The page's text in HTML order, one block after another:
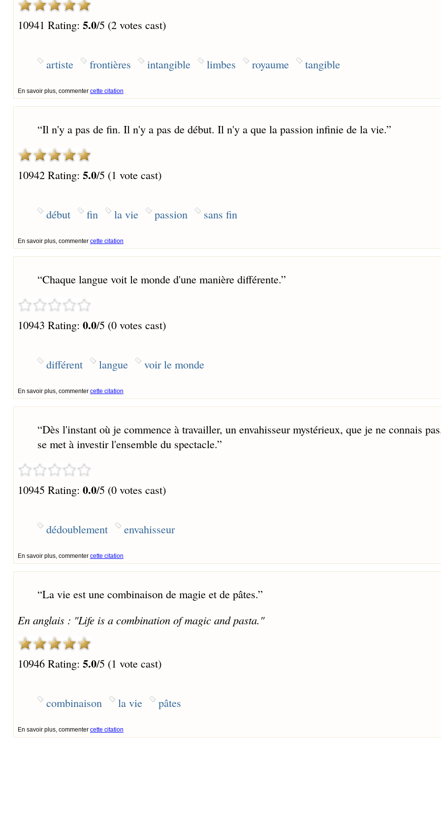
10941 Rating: 5.0/5 (2 votes cast)
artiste frontières intangible limbes royaume tangible
En savoir plus, commenter cette citation
“Il n'y a pas de fin. Il n'y a pas de début. Il n'y a que la passion infinie de la vie.”
10942 Rating: 5.0/5 (1 vote cast)
début fin la vie passion sans fin
En savoir plus, commenter cette citation
“Chaque langue voit le monde d'une manière différente.”
10943 Rating: 0.0/5 (0 votes cast)
différent langue voir le monde
En savoir plus, commenter cette citation
“Dès l'instant où je commence à travailler, un envahisseur mystérieux, que je ne connais
se met à investir l'ensemble du spectacle.”
10945 Rating: 0.0/5 (0 votes cast)
dédoublement envahisseur
En savoir plus, commenter cette citation
“La vie est une combinaison de magie et de pâtes.”
En anglais : "Life is a combination of magic and pasta."
10946 Rating: 5.0/5 (1 vote cast)
combinaison la vie pâtes
En savoir plus, commenter cette citation